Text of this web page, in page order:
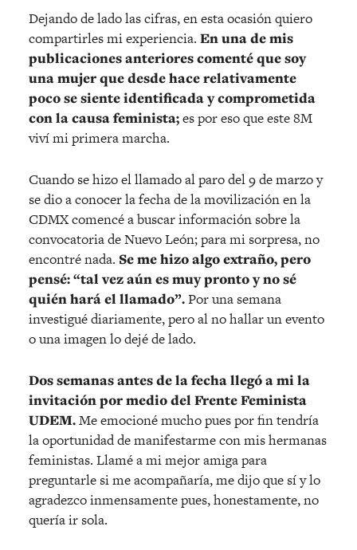
Dejando de lado las cifras, en esta ocasión quiero
compartirles mi experiencia. En una de mis
publicaciones anteriores comenté que soy
una mujer que desde hace relativamente
poco se siente identificada y comprometida
con la causa feminista;es por eso que este 8M
viví mi primera marcha.
Cuando se hizo el llamado al paro del 9 de marzo y
se dio a conocer la fecha de la movilización en la
CDMX comencé a buscar información sobre la
convocatoria de Nuevo León; para mi sorpresa, no
encontré nada. Se me hizo algo extraño, pero
pensé: “tal vez aún es muy pronto y no sé
quién hará el llamado”.Por una semana
investigué diariamente, pero al no hallar un evento
o una imagen lo dejé de lado.
Dos semanas antes de la fecha llegó a mi la
invitación por medio del Frente Feminista
UDEM.Me emocioné mucho pues por fin tendría
la oportunidad de manifestarme con mis hermanas
feministas. Llamé a mi mejor amiga para
preguntarle si me acompañaría, me dijo que sí y lo
agradezco inmensamente pues, honestamente, no
quería ir sola.